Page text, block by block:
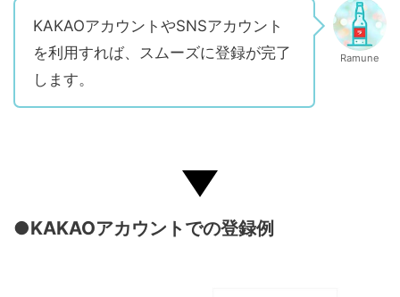
KAKAOアカウントやSNSアカウント
を利用すれば、スムーズに登録が完了
します。
Ramune
●KAKAOアカウントでの登録例